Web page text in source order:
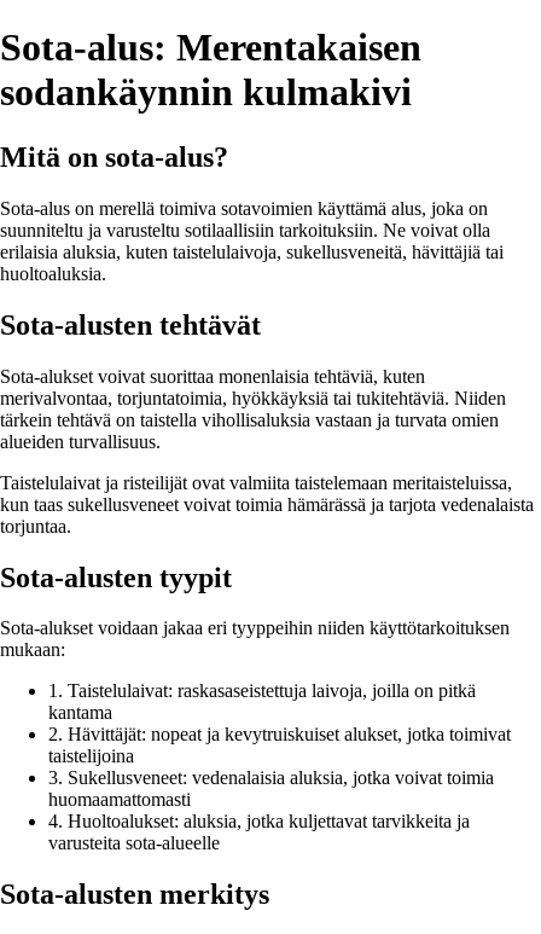
Sota-alus: Merentakaisen
sodankäynnin kulmakivi
Mitä on sota-alus?
Sota-alus on merellä toimiva sotavoimien käyttämä alus, joka on
suunniteltu ja varusteltu sotilaallisiin tarkoituksiin. Ne voivat olla
erilaisia aluksia, kuten taistelulaivoja, sukellusveneitä, hävittäjiä tai
huoltoaluksia.
Sota-alusten tehtävät
Sota-alukset voivat suorittaa monenlaisia tehtäviä, kuten
merivalvontaa, torjuntatoimia, hyökkäyksiä tai tukitehtäviä. Niiden
tärkein tehtävä on taistella vihollisaluksia vastaan ja turvata omien
alueiden turvallisuus.
Taistelulaivat ja risteilijät ovat valmiita taistelemaan meritaisteluissa,
kun taas sukellusveneet voivat toimia hämärässä ja tarjota vedenalaista
torjuntaa.
Sota-alusten tyypit
Sota-alukset voidaan jakaa eri tyyppeihin niiden käyttötarkoituksen
mukaan:
1. Taistelulaivat: raskasaseistettuja laivoja, joilla on pitkä
kantama
2. Hävittäjät: nopeat ja kevytruiskuiset alukset, jotka toimivat
taistelijoina
3. Sukellusveneet: vedenalaisia aluksia, jotka voivat toimia
huomaamattomasti
4. Huoltoalukset: aluksia, jotka kuljettavat tarvikkeita ja
varusteita sota-alueelle
Sota-alusten merkitys